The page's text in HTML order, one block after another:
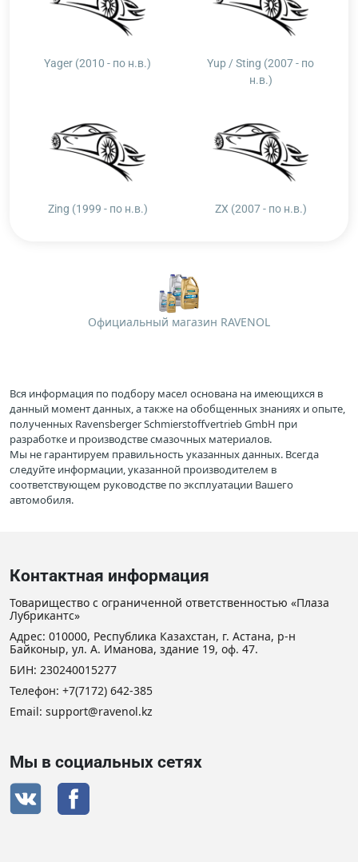
Yager (2010 - по н.в.)
Yup / Sting (2007 - по
н.в.)
Zing (1999 - по н.в.) ZX (2007 - по н.в.)
Официальный магазин RAVENOL
Вся информация по подбору масел основана на имеющихся в
данный момент данных, а также на обобщенных знаниях и опыте,
полученных Ravensberger Schmierstoffvertrieb GmbH при
разработке и производстве смазочных материалов.
Мы не гарантируем правильность указанных данных. Всегда
следуйте информации, указанной производителем в
соответствующем руководстве по эксплуатации Вашего
автомобиля.
Контактная информация
Товарищество с ограниченной ответственностью «Плаза
Лубрикантс»
Адрес: 010000, Республика Казахстан, г. Астана, р-н
Байконыр, ул. А. Иманова, здание 19, оф. 47.
БИН: 230240015277
Телефон: +7(7172) 642-385
Email: support@ravenol.kz
Мы в социальных сетях